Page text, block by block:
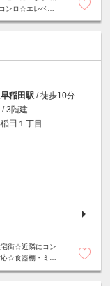
ロ☆エレベータ
早稲田駅 / 徒歩10分
3階建
田１丁目
街☆近隣にコン
☆食器棚・ミニ